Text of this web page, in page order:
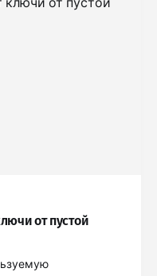
от пустой